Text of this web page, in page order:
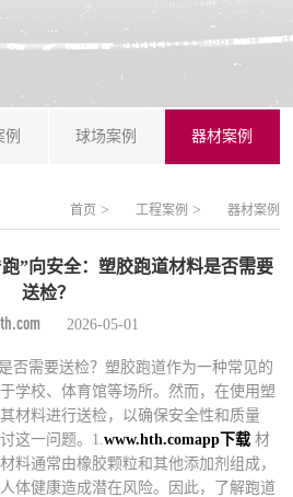
例 球场案例 器材案例
首页 > 工程案例 > 器材案例
”向安全：塑胶跑道材料是否需要
送检？
2026-05-01
否需要送检？塑胶跑道作为一种常见的
学校、体育馆等场所。然而，在使用塑
材料进行送检，以确保安全性和质量
这一问题。1. www.hth.comapp下载 材
料通常由橡胶颗粒和其他添加剂组成，
体健康造成潜在风险。因此，了解跑道